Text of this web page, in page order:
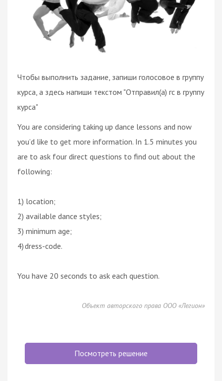
Чтобы выполнить задание, запиши голосовое в группу
курса, а здесь напиши текстом "Отправил(а) гс в группу
курса"
You are considering taking up dance lessons and now
you’d like to get more information. In 1.5 minutes you
are to ask four direct questions to find out about the
following:
1) location;
2) available dance styles;
3) minimum age;
4) dress-code.
You have 20 seconds to ask each question.
Объект авторского права ООО «Легион»
Посмотреть решение